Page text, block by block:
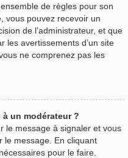
de règles pour son
vous pouvez recevoir un
de l’administrateur, et que
les avertissements d’un site
ne comprenez pas les
un modérateur ?
le message à signaler et vous
le message. En cliquant
pour le faire.